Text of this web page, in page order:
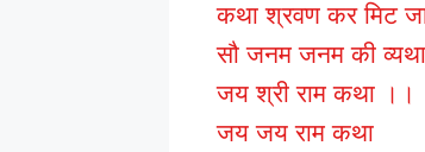
कथा श्रवण कर मिट
सौ जनम जनम की
जय श्री राम कथा ।।
जय जय राम कथा